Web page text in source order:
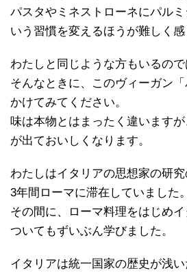
パスタやミネストローネにパル
いう習慣を変えるほうが難しく感
わたしと同じような方もいるので
そんなときに、このヴィーガン
かけてみてください。
味は本物とはまったく違いますが
が出ておいしくなります。
わたしはイタリアの思想家の研
3年間ローマに滞在していました。
その間に、ローマ料理をはじめ
ついてもずいぶん学びました。
イタリアは統一国家の歴史が浅